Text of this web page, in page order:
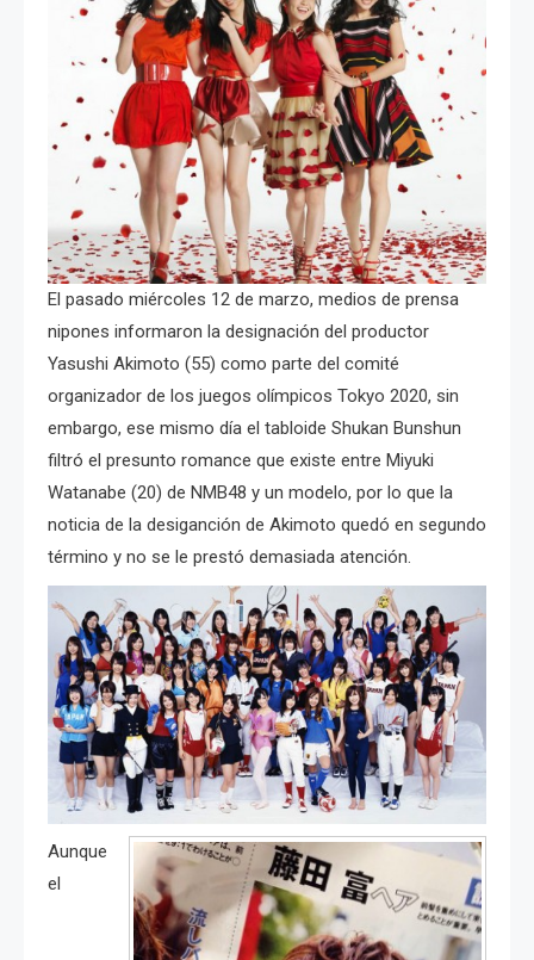
El pasado miércoles 12 de marzo, medios de prensa
nipones informaron la designación del productor
Yasushi Akimoto (55) como parte del comité
organizador de los juegos olímpicos Tokyo 2020, sin
embargo, ese mismo día el tabloide Shukan Bunshun
filtró el presunto romance que existe entre Miyuki
Watanabe (20) de NMB48 y un modelo, por lo que la
noticia de la desiganción de Akimoto quedó en segundo
término y no se le prestó demasiada atención.
Aunque
el